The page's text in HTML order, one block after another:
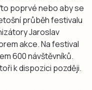
poprvé nebo aby se
průběh festivalu
Jaroslav
akce. Na festival
600 návštěvníků.
k dispozici později.